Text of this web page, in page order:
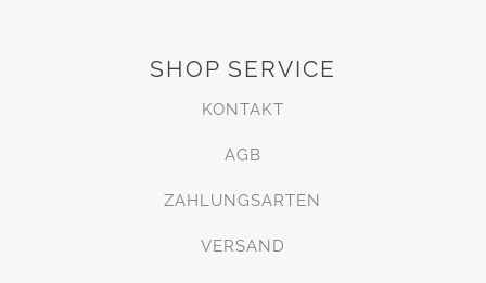
SHOP SERVICE
KONTAKT
AGB
ZAHLUNGSARTEN
VERSAND